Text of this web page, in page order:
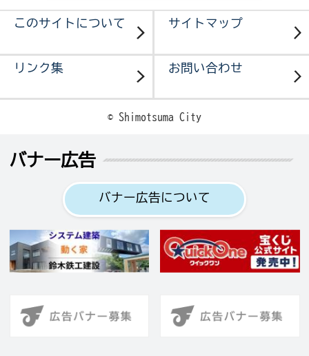
このサイトについて サイトマップ
リンク集 お問い合わせ
© Shimotsuma City
バナー広告
バナー広告について